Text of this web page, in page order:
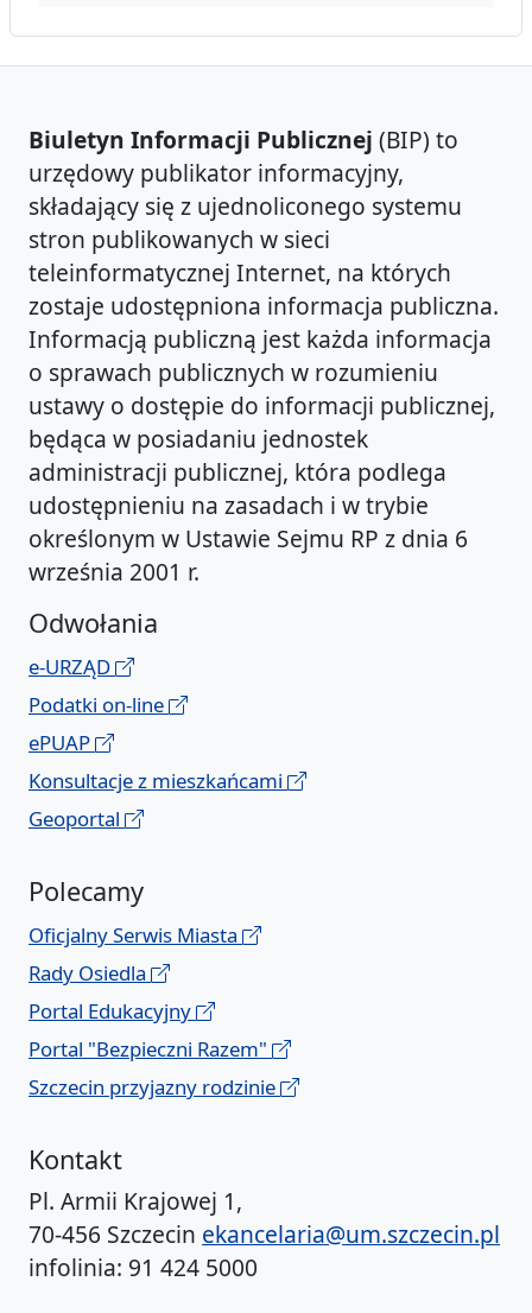
Biuletyn Informacji Publicznej (BIP) to
urzędowy publikator informacyjny,
składający się z ujednoliconego systemu
stron publikowanych w sieci
teleinformatycznej Internet, na których
zostaje udostępniona informacja publiczna.
Informacją publiczną jest każda informacja
o sprawach publicznych w rozumieniu
ustawy o dostępie do informacji publicznej,
będąca w posiadaniu jednostek
administracji publicznej, która podlega
udostępnieniu na zasadach i w trybie
określonym w Ustawie Sejmu RP z dnia 6
września 2001 r.
Odwołania
e-URZĄD
Podatki on-line
ePUAP
Konsultacje z mieszkańcami
Geoportal
Polecamy
Oficjalny Serwis Miasta
Rady Osiedla
Portal Edukacyjny
Portal "Bezpieczni Razem"
Szczecin przyjazny rodzinie
Kontakt
Pl. Armii Krajowej 1,
70-456 Szczecin ekancelaria@um.szczecin.pl
infolinia: 91 424 5000